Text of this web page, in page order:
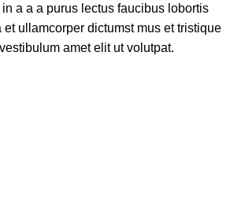
a a a purus lectus faucibus lobortis
ullamcorper dictumst mus et tristique
amet elit ut volutpat.